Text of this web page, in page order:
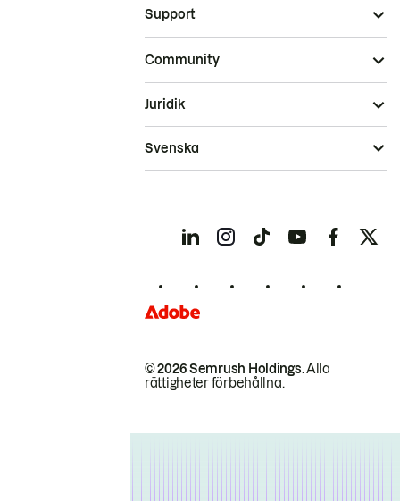
Support
Community
© 2026 Semrush Holdings.Alla
rättigheter förbehållna.
Juridik
Svenska